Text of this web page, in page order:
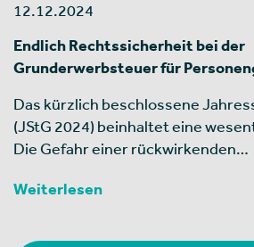
12.12.2024
Endlich Rechtssicherheit bei der
Grunderwerbsteuer für
Das kürzlich beschlossene
(JStG 2024) beinhaltet eine
Die Gefahr einer rückwirkenden…
Weiterlesen